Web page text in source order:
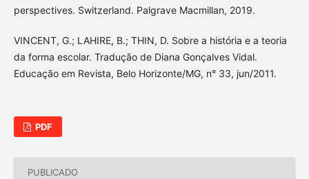
perspectives. Switzerland. Palgrave Macmillan, 2019.
VINCENT, G.; LAHIRE, B.; THIN, D. Sobre a história e a teoria
da forma escolar. Tradução de Diana Gonçalves Vidal.
Educação em Revista, Belo Horizonte/MG, n° 33, jun/2011.
PDF
PUBLICADO